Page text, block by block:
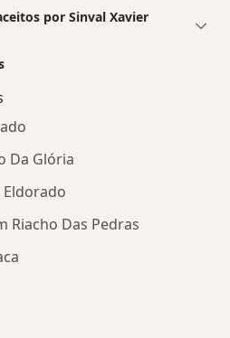
por Sinval Xavier
Da Glória
Riacho Das Pedras